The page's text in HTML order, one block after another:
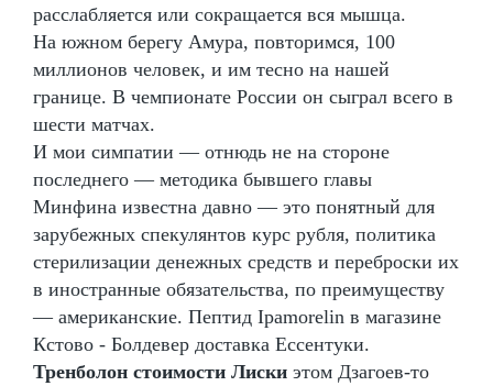
расслабляется или сокращается вся мышца.
На южном берегу Амура, повторимся, 100
миллионов человек, и им тесно на нашей
границе. В чемпионате России он сыграл всего в
шести матчах.
И мои симпатии — отнюдь не на стороне
последнего — методика бывшего главы
Минфина известна давно — это понятный для
зарубежных спекулянтов курс рубля, политика
стерилизации денежных средств и переброски их
в иностранные обязательства, по преимуществу
— американские. Пептид Ipamorelin в магазине
Кстово - Болдевер доставка Ессентуки.
Тренболон стоимости Лиски этом Дзагоев-то